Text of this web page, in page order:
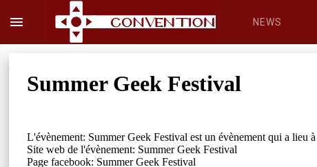
menu NEWS
Summer Geek Festival
L'évènement: Summer Geek Festival est un évènement qui a lieu
Site web de l'évènement: Summer Geek Festival
Page facebook: Summer Geek Festival